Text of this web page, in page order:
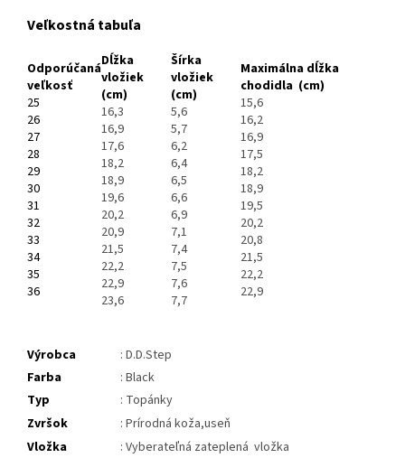
Veľkostná tabuľa
Odporúčaná
veľkosť
25
26
27
28
29
30
31
32
33
34
35
36
Dĺžka
vložiek
(cm)
16,3
16,9
17,6
18,2
18,9
19,6
20,2
20,9
21,5
22,2
22,9
23,6
Šírka
vložiek
(cm)
5,6
5,7
6,2
6,4
6,5
6,6
6,9
7,1
7,4
7,5
7,6
7,7
Maximálna dĺžka
chodidla (cm)
15,6
16,2
16,9
17,5
18,2
18,9
19,5
20,2
20,8
21,5
22,2
22,9
Výrobca
: D.D.Step
Farba
: Black
Typ
: Topánky
Zvršok
: Prírodná koža,useň
Vložka
: Vyberateľná zateplená vložka